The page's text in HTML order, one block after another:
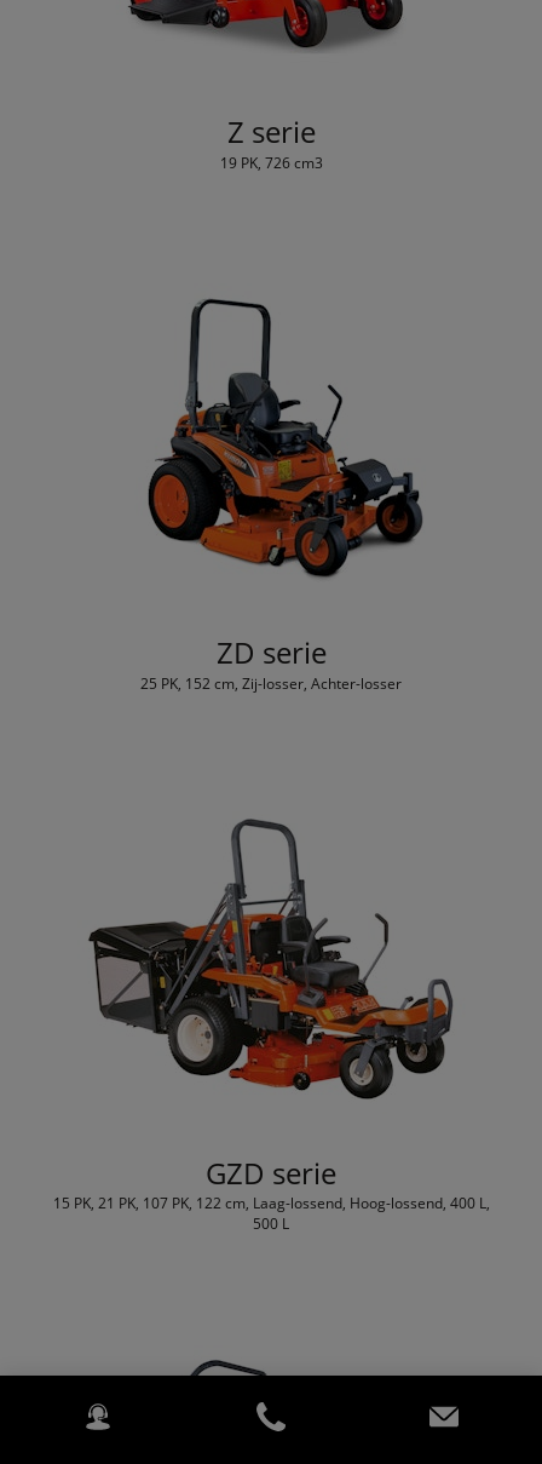
Z serie
19 PK, 726 cm3
ZD serie
25 PK, 152 cm, Zij-losser, Achter-losser
GZD serie
15 PK, 21 PK, 107 PK, 122 cm, Laag-lossend, Hoog-lossend, 400 L,
500 L